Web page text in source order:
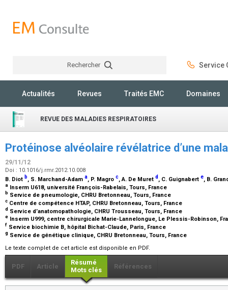
Rechercher Service
Actualités Revues Traités EMC Domaines
REVUE DES MALADIES RESPIRATOIRES
Protéinose alvéolaire révélatrice d’une
29/11/12
Doi : 10.1016/j.rmr.2012.10.008
B. Diot b, S. Marchand-Adam a, P. Magro c, A. De Muret d , C. Guignabert e, B.
a Inserm U618, université François-Rabelais, Tours, France
b Service de pneumologie, CHRU Bretonneau, Tours, France
c Centre de compétence HTAP, CHRU Bretonneau, Tours, France
d Service d’anatomopathologie, CHRU Trousseau, Tours, France
e Inserm U999, centre chirurgicale Marie-Lannelongue, Le Plessis-Robinson,
f Service biochimie B, hôpital Bichat-Claude, Paris, France
g Service de génétique clinique, CHRU Bretonneau, Tours, France
Le texte complet de cet article est disponible en PDF.
PDF Article
Résumé
Mots clés
Références